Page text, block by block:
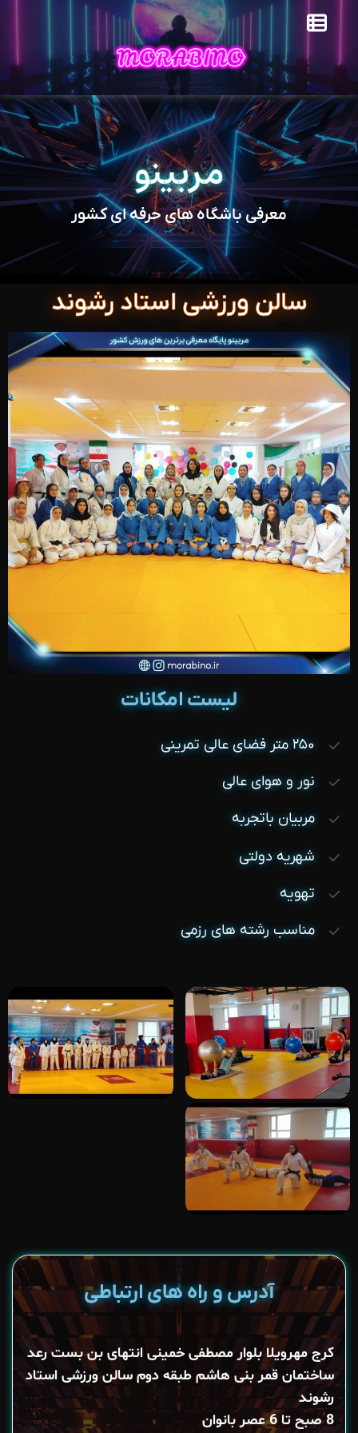
مربینو
معرفی باشگاه های حرفه ای کشور
سالن ورزشی استاد رشوند
لیست امکانات
۲۵۰ متر فضای عالی تمرینی
نور و هوای عالی
مربیان باتجربه
شهریه دولتی
تهویه
مناسب رشته های رزمی
آدرس و راه های ارتباطی
کرج مهرویلا بلوار مصطفی خمینی انتهای بن بست رعد
ساختمان قمر بنی هاشم طبقه‌ دوم سالن ورزشی استاد
رشوند
8 صبح تا 6 عصر بانوان